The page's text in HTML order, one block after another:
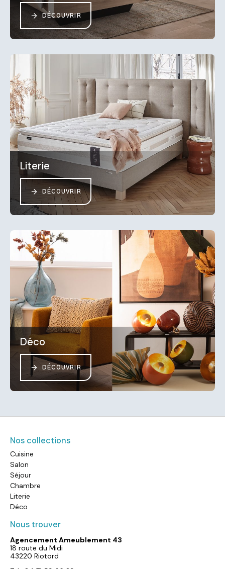
DÉCOUVRIR
Literie
DÉCOUVRIR
Déco
DÉCOUVRIR
Nos collections
Cuisine
Salon
Séjour
Chambre
Literie
Déco
Nous trouver
Agencement Ameublement 43
18 route du Midi
43220 Riotord